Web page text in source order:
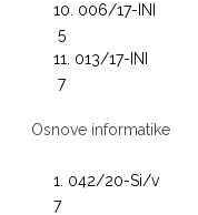
5
7
Osnove informatike
042/
7